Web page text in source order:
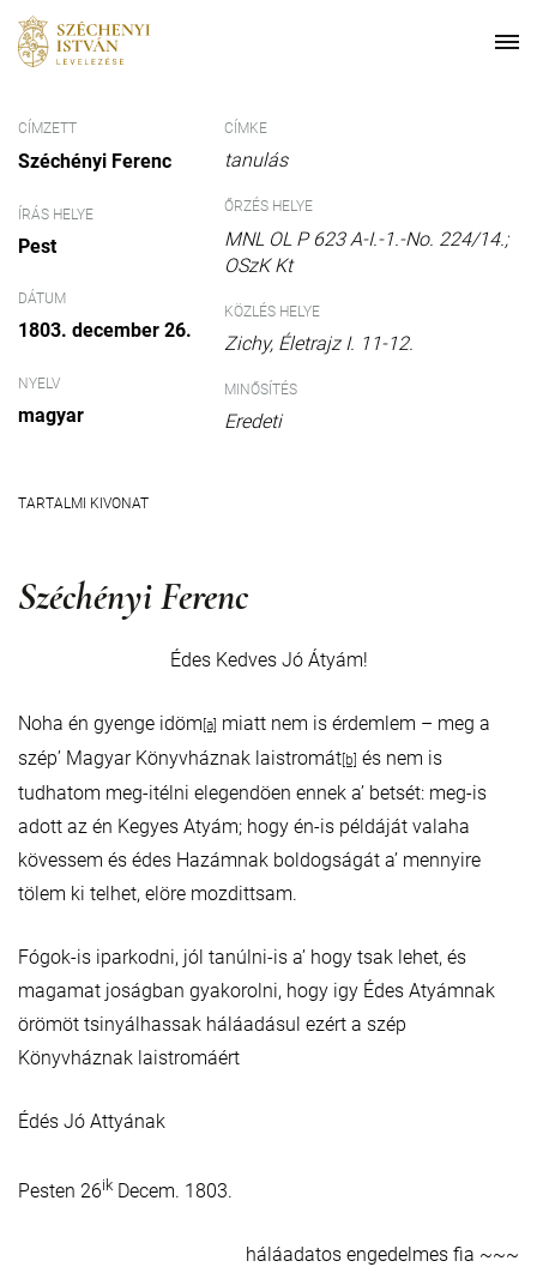
CÍMZETT
Széchényi Ferenc
ÍRÁS HELYE
Pest
DÁTUM
1803. december 26.
NYELV
magyar
CÍMKE
tanulás
ŐRZÉS HELYE
MNL OL P 623 A-I.-1.-No. 224/14.;
OSzK Kt
KÖZLÉS HELYE
Zichy, Életrajz I. 11-12.
MINŐSÍTÉS
Eredeti
TARTALMI KIVONAT
Széchényi Ferenc
Édes Kedves Jó Átyám!
Noha én gyenge idöm [a] miatt nem is érdemlem – meg a
szép’ Magyar Könyvháznak laistromát [b] és nem is
tudhatom meg-itélni elegendöen ennek a’ betsét: meg-is
adott az én Kegyes Atyám; hogy én-is példáját valaha
kövessem és édes Hazámnak boldogságát a’ mennyire
tölem ki telhet, elöre mozdittsam.
Fógok-is iparkodni, jól tanúlni-is a’ hogy tsak lehet, és
magamat joságban gyakorolni, hogy igy Édes Atyámnak
örömöt tsinyálhassak háláadásul ezért a szép
Könyvháznak laistromáért
Édés Jó Attyának
Pesten 26ik Decem. 1803.
háláadatos engedelmes fia ~~~